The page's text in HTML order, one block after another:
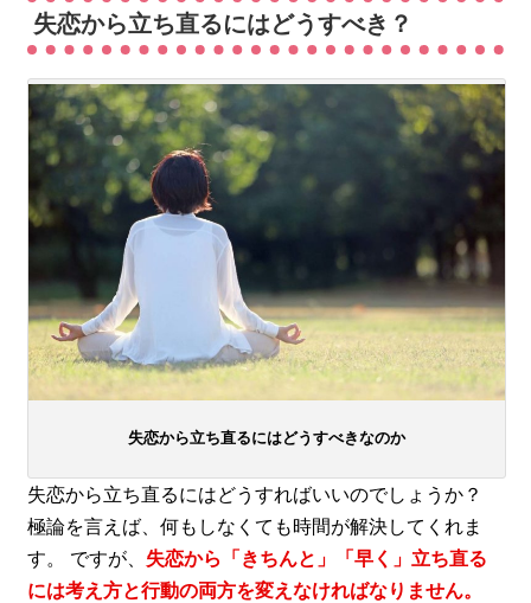
失恋から立ち直るにはどうすべき？
失恋から立ち直るにはどうすべきなのか
失恋から立ち直るにはどうすればいいのでしょうか？
極論を言えば、何もしなくても時間が解決してくれま
す。 ですが、 失恋から「きちんと」「早く」立ち直る
には考え方と行動の両方を変えなければなりません。